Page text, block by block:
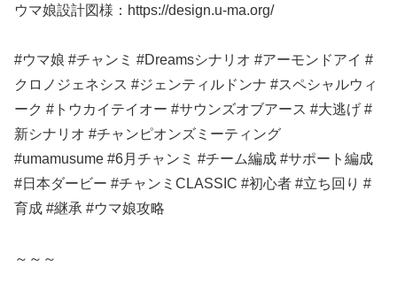
ウマ娘設計図様：https://design.u-ma.org/
#ウマ娘 #チャンミ #Dreamsシナリオ #アーモンドアイ #
クロノジェネシス #ジェンティルドンナ #スペシャルウィ
ーク #トウカイテイオー #サウンズオブアース #大逃げ #
新シナリオ #チャンピオンズミーティング
#umamusume #6月チャンミ #チーム編成 #サポート編成
#日本ダービー #チャンミCLASSIC #初心者 #立ち回り #
育成 #継承 #ウマ娘攻略
～～～